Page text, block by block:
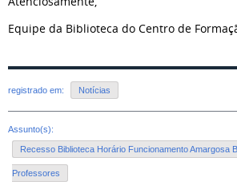
Equipe da Biblioteca do Centro de
registrado em: Notícias
Assunto(s):
Recesso Biblioteca Horário Funcionamento Amargosa
Professores